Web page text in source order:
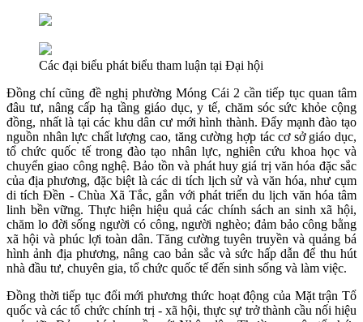
Các đại biểu phát biểu tham luận tại Đại hội
Đồng chí cũng đề nghị phường Móng Cái 2 cần tiếp tục quan tâm
đâu tư, nâng cấp hạ tầng giáo dục, y tế, chăm sóc sức khỏe cộng
đồng, nhất là tại các khu dân cư mới hình thành. Đẩy mạnh đào tạo
nguồn nhân lực chất lượng cao, tăng cường hợp tác cơ sở giáo dục,
tổ chức quốc tế trong đào tạo nhân lực, nghiên cứu khoa học và
chuyển giao công nghệ. Bảo tồn và phát huy giá trị văn hóa đặc sắc
của địa phương, đặc biệt là các di tích lịch sử và văn hóa, như cụm
di tích Đền - Chùa Xã Tắc, gắn với phát triển du lịch văn hóa tâm
linh bền vững. Thực hiện hiệu quả các chính sách an sinh xã hội,
chăm lo đời sống người có công, người nghèo; đảm bảo công bằng
xã hội và phúc lợi toàn dân. Tăng cường tuyên truyền và quảng bá
hình ảnh địa phương, nâng cao bản sắc và sức hấp dẫn để thu hút
nhà đầu tư, chuyên gia, tổ chức quốc tế đến sinh sống và làm việc.
Đồng thời tiếp tục đổi mới phương thức hoạt động của Mặt trận Tổ
quốc và các tổ chức chính trị - xã hội, thực sự trở thành cầu nối hiệu